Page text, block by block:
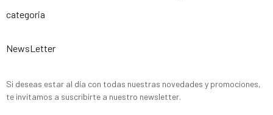
categoria
NewsLetter
Si deseas estar al día con todas nuestras novedades y promociones,
te invitamos a suscribirte a nuestro newsletter.